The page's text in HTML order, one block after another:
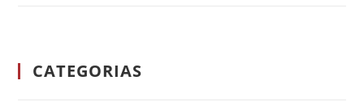
CATEGORIAS